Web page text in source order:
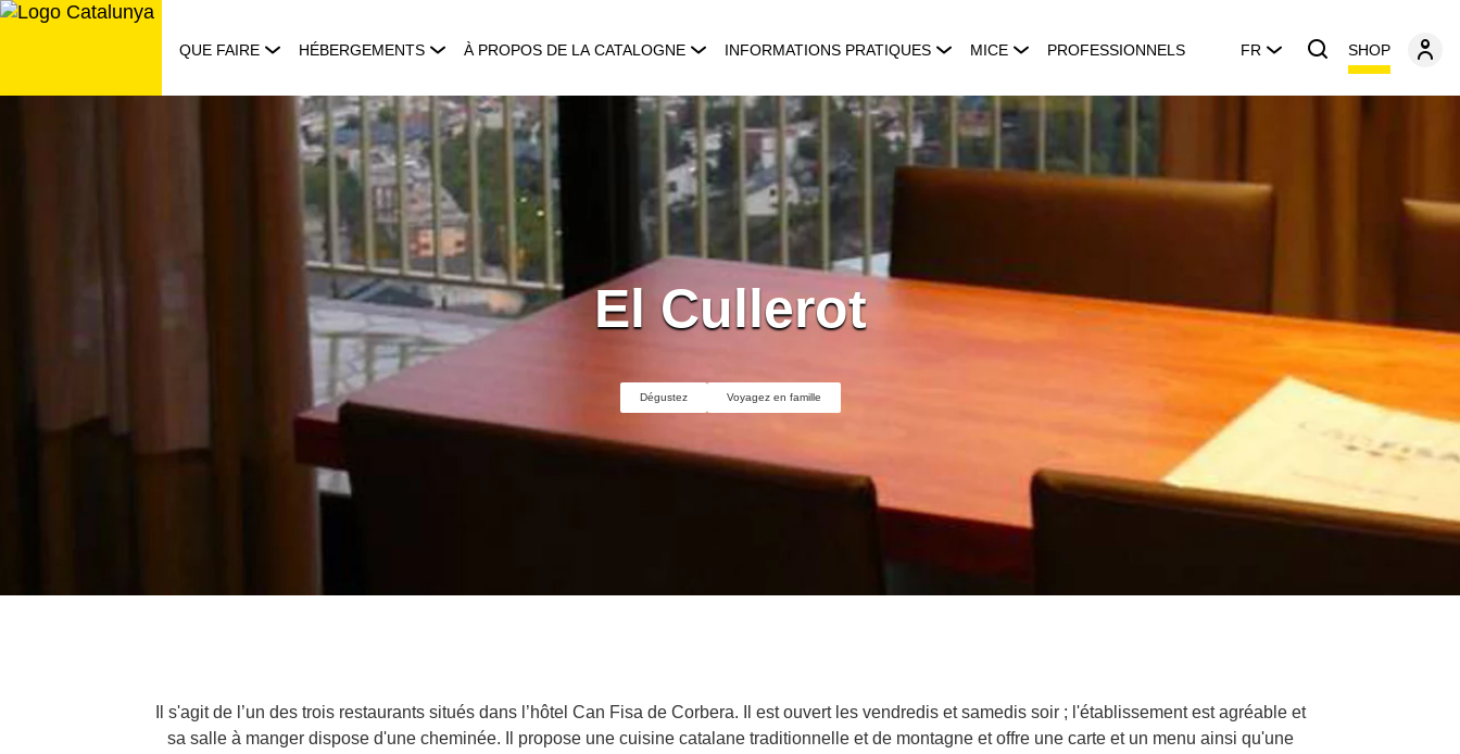
Aller
QUE FAIRE HÉBERGEMENTS À PROPOS DE LA CATALOGNE INFORMATIONS PRATIQUES MICE PROFESSIONNELS FR SHOP
El Cullerot
Dégustez Voyagez en famille
Il s'agit de l’un des trois restaurants situés dans l’hôtel Can Fisa de Corbera. Il est ouvert les vendredis et samedis soir ; l'établissement est agréable et
sa salle à manger dispose d'une cheminée. Il propose une cuisine catalane traditionnelle et de montagne et offre une carte et un menu ainsi qu'une